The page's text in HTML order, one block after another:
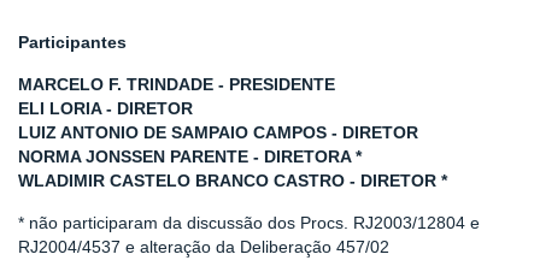
Participantes
MARCELO F. TRINDADE - PRESIDENTE
ELI LORIA - DIRETOR
LUIZ ANTONIO DE SAMPAIO CAMPOS - DIRETOR
NORMA JONSSEN PARENTE - DIRETORA *
WLADIMIR CASTELO BRANCO CASTRO - DIRETOR *
* não participaram da discussão dos Procs. RJ2003/12804 e
RJ2004/4537 e alteração da Deliberação 457/02